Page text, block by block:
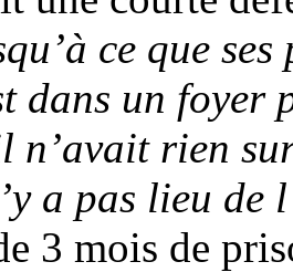
ce que
dans un foyer
n’avait rien
a pas lieu de
3 mois de